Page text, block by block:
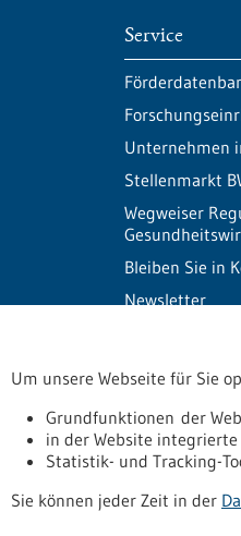
Service
Unternehmen
Stellenmarkt
Wegweiser
Bleiben Sie in
Newsletter
Informiert
Um unsere Webseite für Sie
Grundfunktionen der
in der Website
Statistik- und Tracking-
Sie können jeder Zeit in der